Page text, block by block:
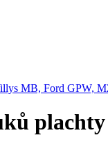
MB, Ford GPW,